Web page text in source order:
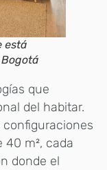
está
que
del habitar.
40 m², cada
donde el